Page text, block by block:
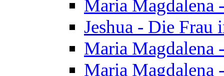
Maria Magdalena
Jeshua - Die Frau
Maria Magdalena
Maria Magdalena